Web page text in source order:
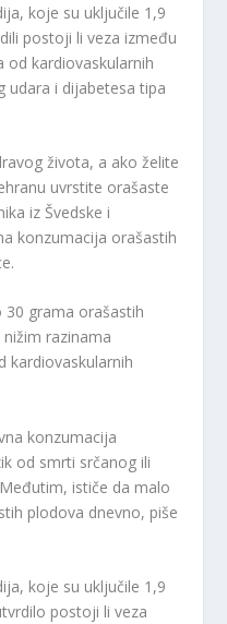
koje su uključile 1,9
postoji li veza između
od kardiovaskularnih
udara i dijabetesa tipa
života, a ako želite
uvrstite orašaste
iz Švedske i
konzumacija orašastih
30 grama orašastih
razinama
kardiovaskularnih
konzumacija
od smrti srčanog ili
ističe da malo
plodova dnevno, piše
koje su uključile 1,9
postoji li veza